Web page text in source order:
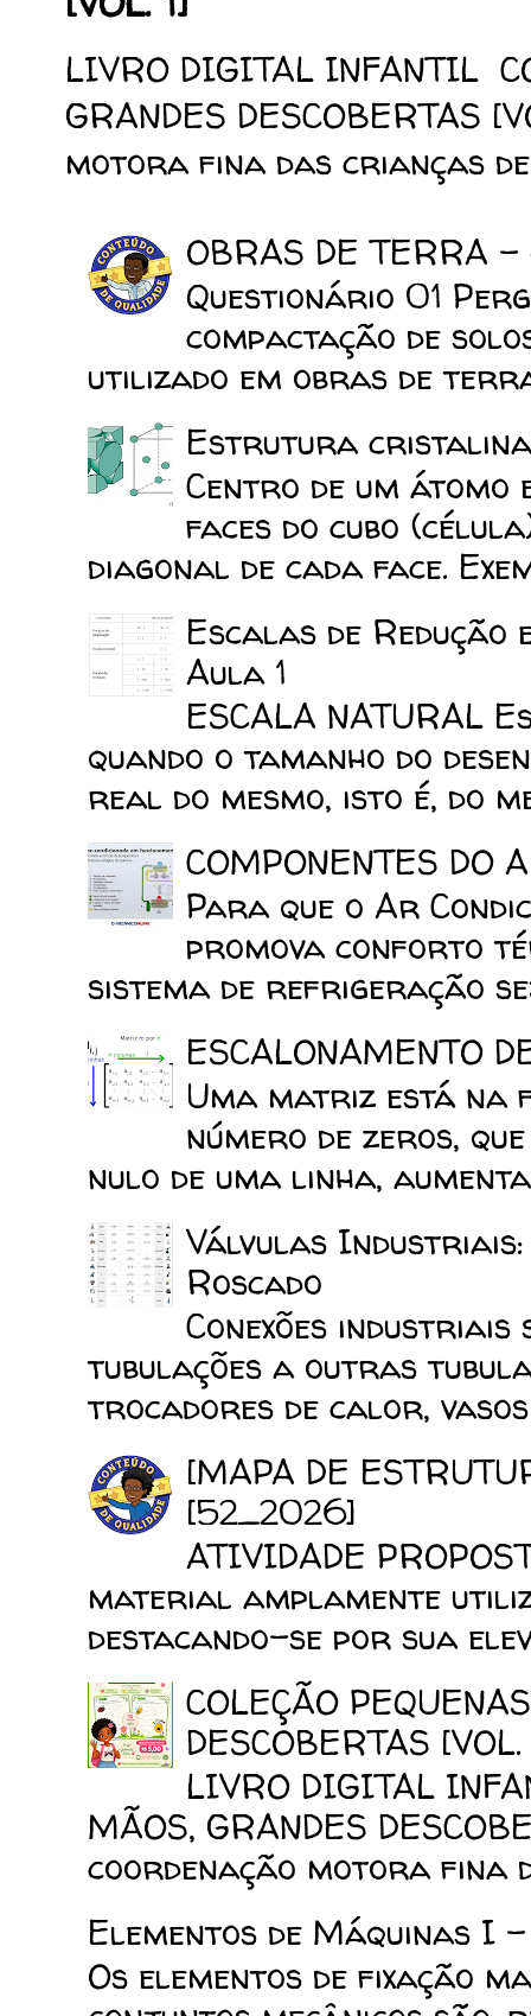
LIVRO DIGITAL INFANTIL
GRANDES DESCOBERTAS
motora fina das crianças
OBRAS DE TERRA -
Questionário 01
compactação de
utilizado em obras de
Estrutura cristalina
Centro de um átomo
faces do cubo
diagonal de cada face.
Escalas de
Aula 1
ESCALA
quando o tamanho do
real do mesmo, isto é, do
COMPONENTES DO
Para que o Ar
promova conforto
sistema de refrigeração
ESCALONAMENTO
Uma matriz está na
número de zeros,
nulo de uma linha,
Válvulas Industriais:
Roscado
Conexões
tubulações a outras
trocadores de calor, vasos
[MAPA DE
[52_2026]
ATIVIDADE
material amplamente
destacando-se por sua
COLEÇÃO
DESCOBERTAS [VOL.
LIVRO DIGITAL
MÃOS, GRANDES
coordenação motora fina
Elementos de Máquinas I
Os elementos de fixação